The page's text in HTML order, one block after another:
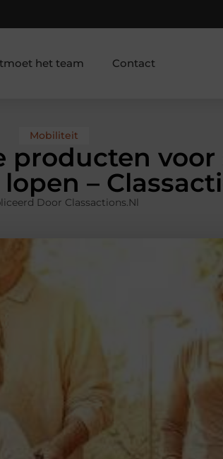
het team Contact
Mobiliteit
producten
–
Door Classactions.nl